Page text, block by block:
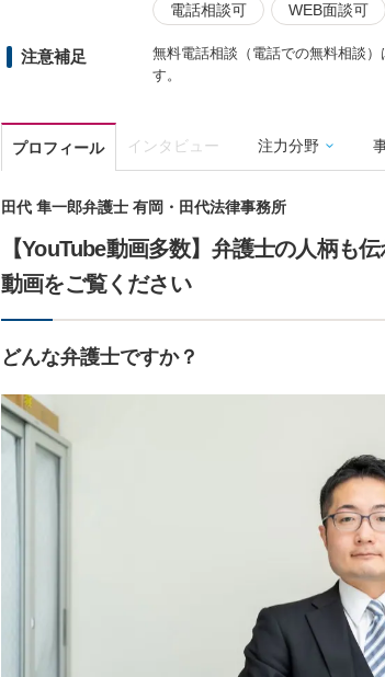
電話相談可 WEB面談可
注意補足
無料電話相談（電話での無料相談
す。
プロフィール インタビュー 注力分野
田代 隼一郎弁護士 有岡・田代法律事務所
【YouTube動画多数】弁護士の人柄も
動画をご覧ください
どんな弁護士ですか？